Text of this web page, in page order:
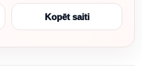
Kopēt saiti